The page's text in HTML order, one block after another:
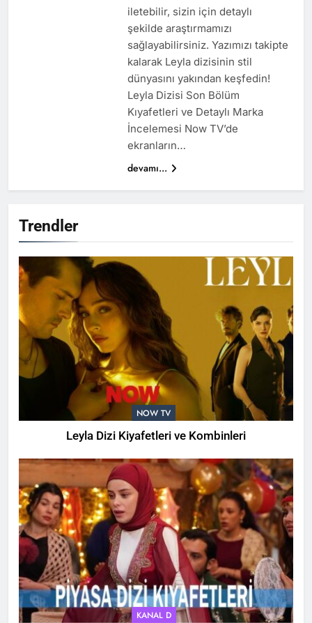
Trendler
NOW TV
Leyla Dizi Kiyafetleri ve Kombinleri
KANAL D
iletebilir, sizin için detaylı
şekilde araştırmamızı
sağlayabilirsiniz. Yazımızı takipte
kalarak Leyla dizisinin stil
dünyasını yakından keşfedin!
Leyla Dizisi Son Bölüm
Kıyafetleri ve Detaylı Marka
İncelemesi Now TV’de
ekranların…
devamı...